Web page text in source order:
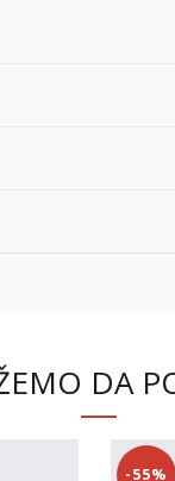
DA
-55%